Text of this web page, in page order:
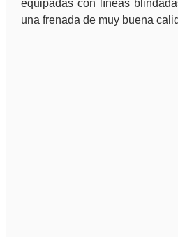
equipadas con líneas
una frenada de muy buena